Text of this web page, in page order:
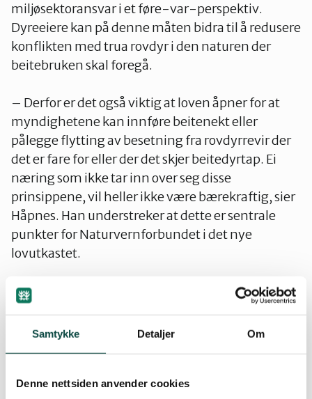
Samtykke Detaljer Om
Denne nettsiden anvender cookies
miljøsektoransvar i et føre-var-perspektiv.
Dyreeiere kan på denne måten bidra til å redusere
konflikten med trua rovdyr i den naturen der
beitebruken skal foregå.
– Derfor er det også viktig at loven åpner for at
myndighetene kan innføre beitenekt eller
pålegge flytting av besetning fra rovdyrrevir der
det er fare for eller der det skjer beitedyrtap. Ei
næring som ikke tar inn over seg disse
prinsippene, vil heller ikke være bærekraftig, sier
Håpnes. Han understreker at dette er sentrale
punkter for Naturvernforbundet i det nye
lovutkastet.
Dette ligger også klart inne i forarbeidet, der det
Ut fra hensyn til dyrevelferden bør det
ikke foregå fri utmarksbeiting i områder hvor det er
Naturvernforbund støtter.